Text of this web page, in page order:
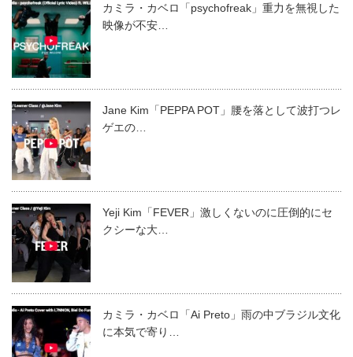
カミラ・カベロ「psychofreak」重力を無視した
映像が不安…
Jane Kim「PEPPA POT」腰を落として波打つレ
ゲエの…
Yeji Kim「FEVER」激しくないのに圧倒的にセ
クシーな大…
カミラ・カベロ「Ai Preto」雨の中ブラジル文化
に本気で寄り…